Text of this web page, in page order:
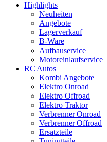
Highlights
Neuheiten
Angebote
Lagerverkauf
B-Ware
Aufbauservice
Motoreinlaufservice
RC Autos
Kombi Angebote
Elektro Onroad
Elektro Offroad
Elektro Traktor
Verbrenner Onroad
Verbrenner Offroad
Ersatzteile